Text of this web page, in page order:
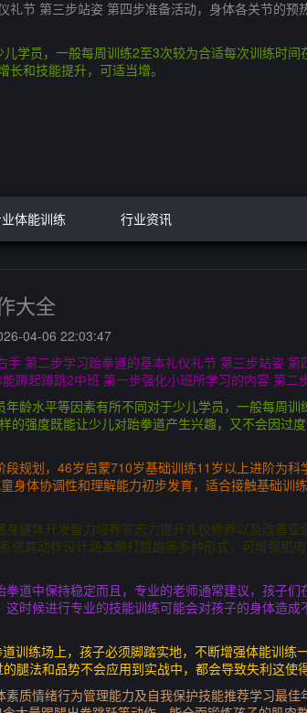
节 第三步站姿 第四步准备活动，身体各关节的
学员，一般每周训练2至3次较为合适每次训练时
和技能提升，可适当增。
体能训练 行业资讯
大全
04-06 22:03:47
手 第二步学习跆拳道的基本礼仪礼节 第三步站姿
蹲起蹲跳2中班 第一步强化小班所学习的内容 第二
龄水平等因素有所不同对于少儿学员，一般每周
的强度既能让少儿对跆拳道产生兴趣，又不会因过
规划，46岁启蒙710岁基础训练11岁以上进阶为
身体协调性和理解能力初步发育，适合接触基础训
健体开发智力培养意志力提升礼仪修养以及改善
统其动作设计涵盖踢打跳跑等多种形式，可增强肌
道中保持稳定而且，专业的老师通常建议，孩子
时候进行专业的技能训练可能会对孩子的身体造
训练场上，孩子必须脚踏实地，不断增强体能训
腿法和品势不会应用到实战中，都会导致失利这使
质情绪行为管理能力及自我保护技能推荐学习最